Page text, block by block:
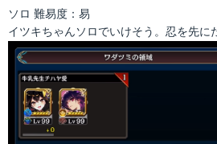
ソロ 難易度：易
イツキちゃんソロでいけそう。忍を先に